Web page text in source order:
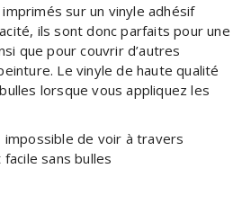
sur un vinyle adhésif
ils sont donc parfaits pour une
que pour couvrir d’autres
Le vinyle de haute qualité
lorsque vous appliquez les
impossible de voir à travers
sans bulles